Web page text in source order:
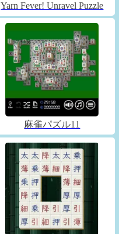
Yarn Fever! Unravel Puzzle
麻雀パズル11